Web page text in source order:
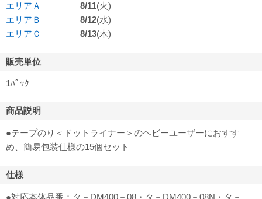
エリアＡ
8/11(火)
エリアＢ
8/12(水)
エリアＣ
8/13(木)
販売単位
1ﾊﾟｯｸ
商品説明
●テープのり＜ドットライナー＞のヘビーユーザーにおすす
め、簡易包装仕様の15個セット
仕様